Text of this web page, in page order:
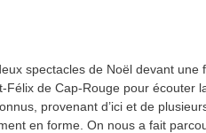
spectacles de Noël devant une
de Cap-Rouge pour écouter
provenant d’ici et de
en forme. On nous a fait